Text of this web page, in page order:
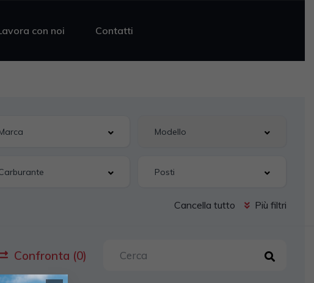
con noi Contatti
Cancella tutto Più filtri
Confronta (0)